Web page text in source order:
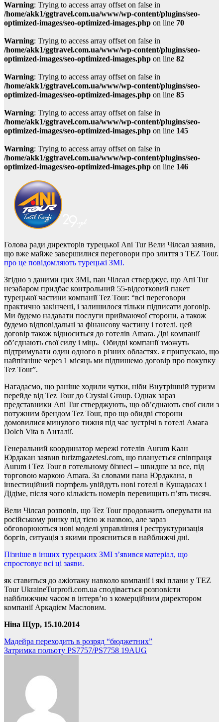
Warning: Trying to access array offset on false in
/home/akk1/ggtravel.com.ua/www/wp-content/plugins/seo-
optimized-images/seo-optimized-images.php on line 70
Warning: Trying to access array offset on false in
/home/akk1/ggtravel.com.ua/www/wp-content/plugins/seo-
optimized-images/seo-optimized-images.php on line 82
Warning: Trying to access array offset on false in
/home/akk1/ggtravel.com.ua/www/wp-content/plugins/seo-
optimized-images/seo-optimized-images.php on line 85
Warning: Trying to access array offset on false in
/home/akk1/ggtravel.com.ua/www/wp-content/plugins/seo-
optimized-images/seo-optimized-images.php on line 145
Warning: Trying to access array offset on false in
/home/akk1/ggtravel.com.ua/www/wp-content/plugins/seo-
optimized-images/seo-optimized-images.php on line 146
Голова ради директорів турецької Ani TurВели Чілсал заявив,
що вже майже завершилися переговори про злиття з TEZ Tour.
про це повідомляють турецькі ЗМІ.
Згідно з даними цих ЗМІ, пан Чілсал стверджує, що Апі Tur
незабаром придбає контрольний 55-відсотковий пакет
турецької частини компанії Tez Tour: “всі переговори
практично закінчені, і залишилося тільки підписати договір.
Ми будемо надавати послуги приймаючої сторони, а також
будемо відповідальні за фінансову частину і готелі. цей
договір також відноситься до готелів Amara. Дві компанії
об’єднають свої силу і міць. Обидві компанії зможуть
підтримувати один одного в різних областях. я припускаю, що
найпізніше через 1 місяць ми підпишемо договір про покупку
Tez Tour”.
Нагадаємо, що раніше ходили чутки, ніби Внутрішній туризм
перейде від Tez Tour до Crystal Group. Однак зараз
представники Ani Tur стверджують, що об’єднають свої сили з
потужним брендом Tez Tour, про що обидві сторони
домовилися минулого тижня під час зустрічі в готелі Амага
Dolch Vita в Анталії.
Генеральний координатор мережі готелів Aurum Каан
Юрдакан заявив turizmgazetesi.com, що планується співпраця
Aurum і Tez Tour в готельному бізнесі – швидше за все, під
торговою маркою Amara. За словами пана Юрдакана, в
інвестиційний портфель увійдуть нові готелі в Кушадасах і
Дідіме, після чого кількість номерів перевищить п’ять тисяч.
Вели Чілсал розповів, що Tez Tourпродовжить оперувати на
російському ринку під тією ж назвою, але зараз
обговорюються нові моделі управління і реструктуризація
боргів, ситуація з якими проясниться в найближчі дні.
Пізніше в інших турецьких ЗМІ з’явився матеріал, що
спростовує всі ці заяви.
як ставиться до ажіотажу навколо компанії і які плани у TEZ
Tour UkraineTurprofi.com.ua сподівається розповісти
найближчим часом в інтерв’ю з комерційним директором
компанії Аркадієм Масловим.
Ніна Щур, 15.10.2014
Навігація
записів
Мадейра переходить в розряд “бюджетних”
Затримка польоту PS7757/PS7758 19AUG